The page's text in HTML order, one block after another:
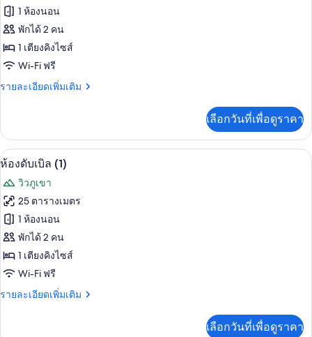
ของ
ห้อง
ดับเบิล
1 ห้องนอน
พักได้ 2 คน
1 เตียงคิงไซส์
Wi-Fi ฟรี
รายละเอียดเพิ่มเติม
ราย
เกี่ยว
กับ
ห้อง
เลือกวันที่เพื่อดูราคา
เปิด
ภาพถ่าย
ทั้งหมด
ของ
ห้อง
ดับเบิล
(1)
ห้องดับเบิล (1) | ห้องเก็บเสียง, Wi-Fi
7
ห้องดับเบิล (1)
วิวภูเขา
25 ตารางเมตร
1 ห้องนอน
พักได้ 2 คน
1 เตียงคิงไซส์
Wi-Fi ฟรี
รายละเอียดเพิ่มเติม
ราย
เลือกวันที่เพื่อดูราคา